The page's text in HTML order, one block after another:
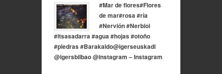
#Mar de flores#Flores
de mar#rosa #ría
#Nervión #Nerbioi
#itsasadarra #agua #hojas #otoño
#piedras #Barakaldo@igerseuskadi
@igersbilbao @instagram – Instagram